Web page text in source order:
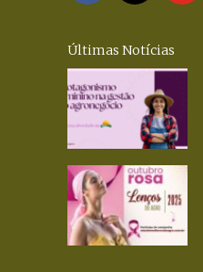
Últimas Notícias